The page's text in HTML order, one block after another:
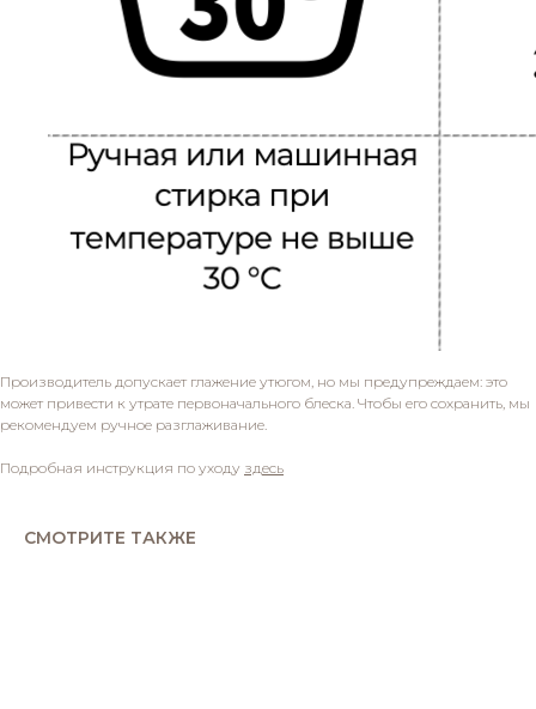
Производитель допускает глажение утюгом, но мы предупреждаем: это
может привести к утрате первоначального блеска. Чтобы его сохранить, мы
рекомендуем ручное разглаживание.
Подробная инструкция по уходу здесь
СМОТРИТЕ ТАКЖЕ